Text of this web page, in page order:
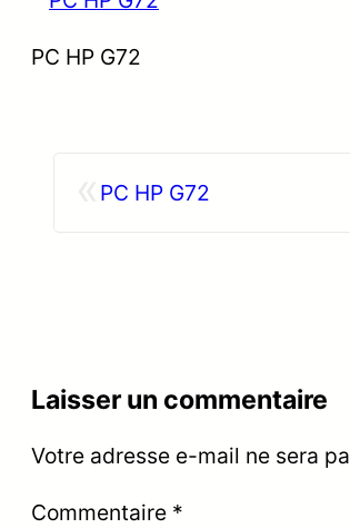
PC HP G72
PC HP G72
Laisser un commentaire
Votre adresse e-mail ne sera
Commentaire *